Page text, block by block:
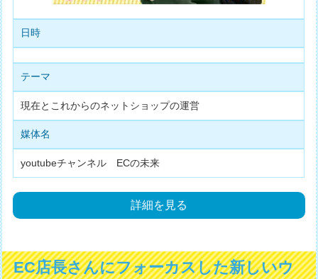
日時
テーマ
現在とこれからのネットショップの運営
媒体名
youtubeチャンネル ECの未来
詳細を見る
EC店長さんにフォーカスした新しいウ